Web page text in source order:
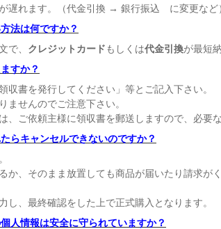
遅れます。（代金引換 → 銀行振込 に変更など
法は何ですか？
で、 クレジットカード もしくは代金引換が最短
すか？
収書を発行してください」等とご記入下さい。
ませんのでご注意下さい。
、ご依頼主様に領収書を郵送しますので、必要
らキャンセルできないのですか？
か、そのまま放置しても商品が届いたり請求が
し、最終確認をした上で正式購入となります。
人情報は安全に守られていますか？